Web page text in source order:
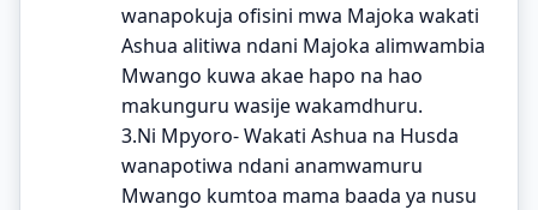
wanapokuja ofisini mwa Majoka wakati
Ashua alitiwa ndani Majoka alimwambia
Mwango kuwa akae hapo na hao
makunguru wasije wakamdhuru.
3.Ni Mpyoro- Wakati Ashua na Husda
wanapotiwa ndani anamwamuru
Mwango kumtoa mama baada ya nusu